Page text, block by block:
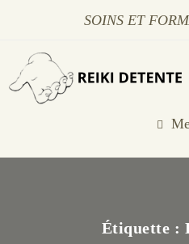
SOINS ET
Étiquette :